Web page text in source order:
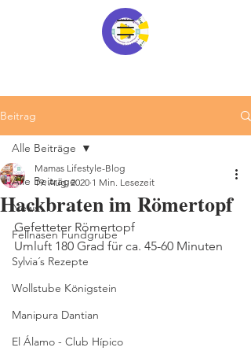
Beitrag
Alle Beiträge
News
Fellnasen Fundgrube
Sylvia´s Rezepte
Wollstube Königstein
Manipura Dantian
El Álamo - Club Hípico
Alle Beiträge
Hackbraten im Römertopf
Mamas Lifestyle-Blog
19. Aug. 2020 1 Min. Lesezeit
Gefetteter Römertopf
Umluft 180 Grad für ca. 45-60 Minuten